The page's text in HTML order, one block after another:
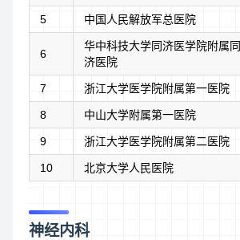
5 中国人民解放军总医院
6
华中科技大学同济医学院附属同
济医院
7 浙江大学医学院附属第一医院
8 中山大学附属第一医院
9 浙江大学医学院附属第二医院
10 北京大学人民医院
神经内科